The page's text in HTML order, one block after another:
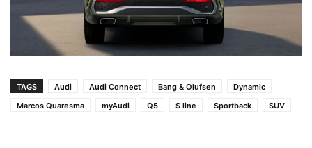
TAGS Audi Audi Connect Bang & Olufsen
Dynamic
Marcos Quaresma
myAudi Q5 S line Sportback SUV